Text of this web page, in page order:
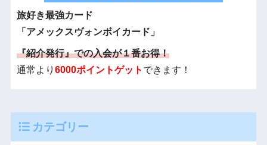
旅好き最強カード
「アメックスヴォンボイカード」
『紹介発行』での入会が１番お得！
通常より 6000ポイントゲット できます！
カテゴリー